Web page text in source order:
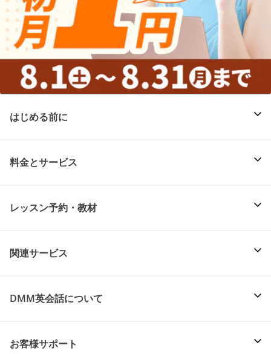
はじめる前に
料金とサービス
レッスン予約・教材
関連サービス
DMM英会話について
お客様サポート